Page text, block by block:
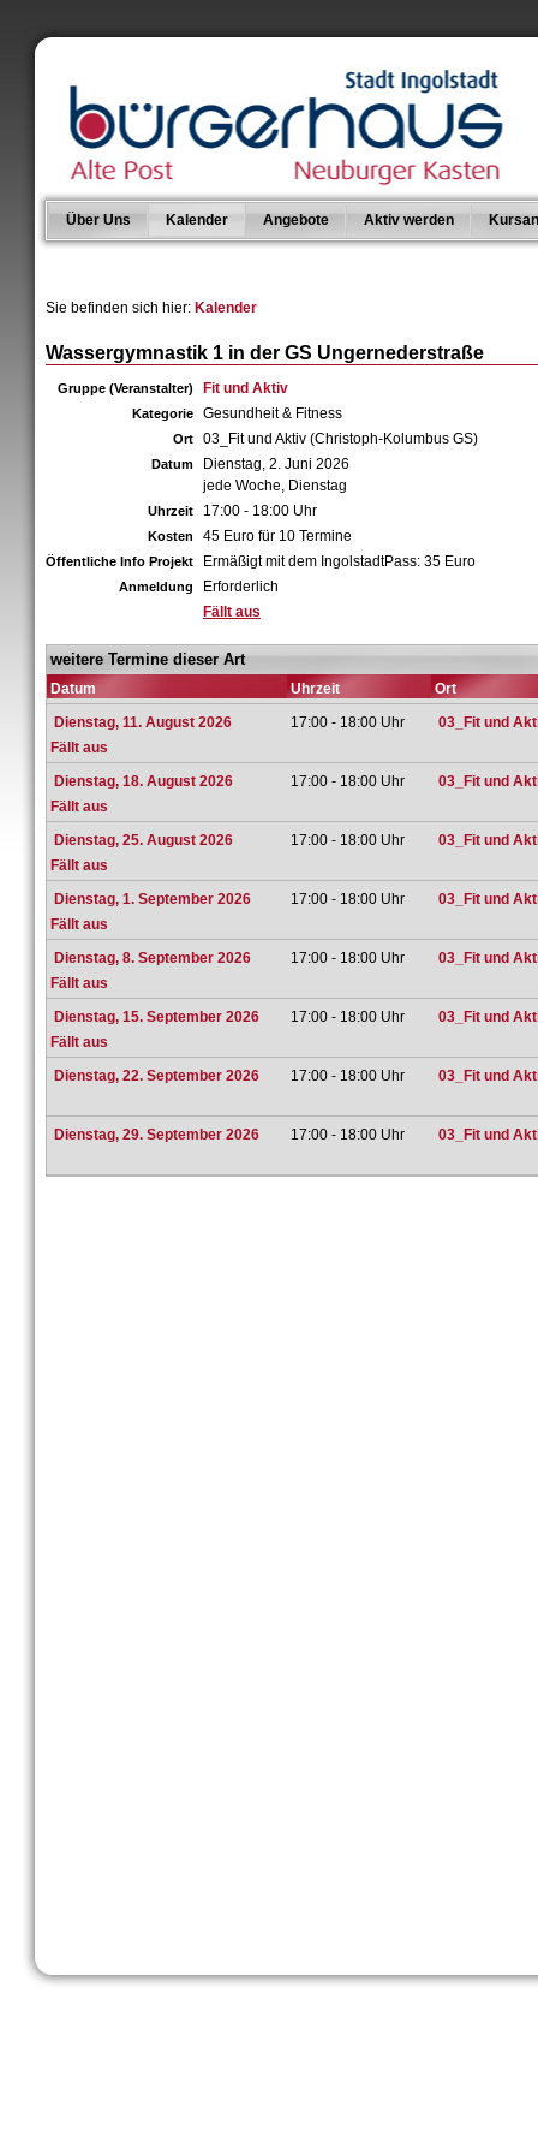
Über Uns Kalender Angebote Aktiv werden
Sie befinden sich hier: Kalender
Wassergymnastik 1 in der GS Ungernederstraße
Gruppe (Veranstalter) Fit und Aktiv
Kategorie Gesundheit & Fitness
Ort 03_Fit und Aktiv (Christoph-Kolumbus GS)
Datum
Dienstag, 2. Juni 2026
jede Woche, Dienstag
Uhrzeit 17:00 - 18:00 Uhr
Kosten 45 Euro für 10 Termine
Öffentliche Info Projekt Ermäßigt mit dem IngolstadtPass: 35 Euro
Anmeldung
Erforderlich
Fällt aus
weitere Termine dieser Art
Datum Uhrzeit
Ort
Dienstag, 11. August 2026
Fällt aus
17:00 - 18:00 Uhr 03_Fit und
Dienstag, 18. August 2026
Fällt aus
17:00 - 18:00 Uhr 03_Fit und
Dienstag, 25. August 2026
Fällt aus
17:00 - 18:00 Uhr 03_Fit und
Dienstag, 1. September 2026
Fällt aus
17:00 - 18:00 Uhr 03_Fit und
Dienstag, 8. September 2026
Fällt aus
17:00 - 18:00 Uhr 03_Fit und
Dienstag, 15. September 2026
Fällt aus
17:00 - 18:00 Uhr 03_Fit und
Dienstag, 22. September 2026 17:00 - 18:00 Uhr 03_Fit und
Dienstag, 29. September 2026 17:00 - 18:00 Uhr 03_Fit und